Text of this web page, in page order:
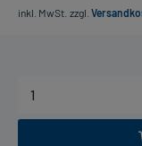
inkl. MwSt. zzgl.